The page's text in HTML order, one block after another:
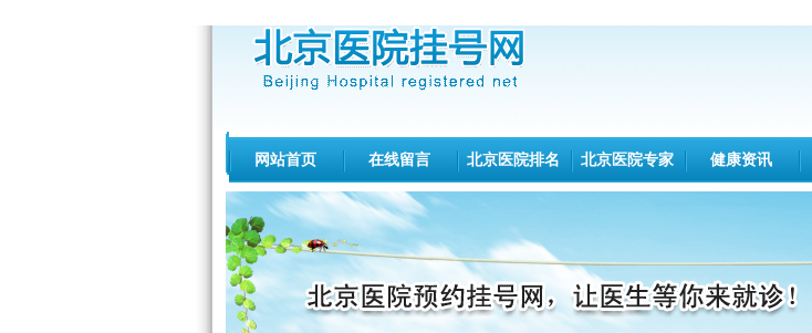
网站首页 在线留言 北京医院排名 北京医院专家 健康资讯